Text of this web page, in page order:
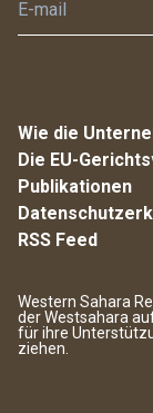
Wie die
Die EU-
Publikationen
RSS Feed
Western Sahara
der Westsahara
für ihre
ziehen.